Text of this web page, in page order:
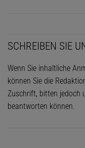
SCHREIBEN SIE
Wenn Sie inhaltliche
können Sie die
Zuschrift, bitten jedoch
beantworten können.